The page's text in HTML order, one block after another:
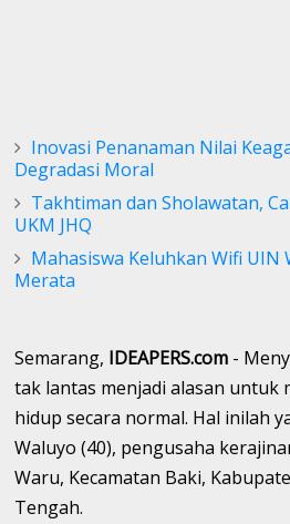
Inovasi Penanaman Nilai
Degradasi Moral
Takhtiman dan Sholawatan,
UKM JHQ
Mahasiswa Keluhkan Wifi UIN
Merata
Semarang, IDEAPERS.com -
tak lantas menjadi alasan untuk
hidup secara normal. Hal inilah
Waluyo (40), pengusaha
Waru, Kecamatan Baki,
Tengah.